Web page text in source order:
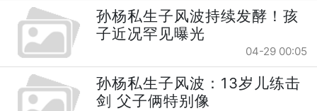
孙杨私生子风波持续发酵！孩
子近况罕见曝光
04-29 00:05
孙杨私生子风波：13岁儿练击
剑 父子俩特别像